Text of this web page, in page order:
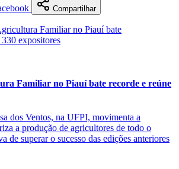
Compartilhar
Familiar no Piauí bate recorde e reúne
dos Ventos, na UFPI, movimenta a
a produção de agricultores de todo o
de superar o sucesso das edições anteriores